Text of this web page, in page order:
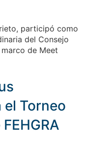
participó como
del Consejo
de Meet
Torneo